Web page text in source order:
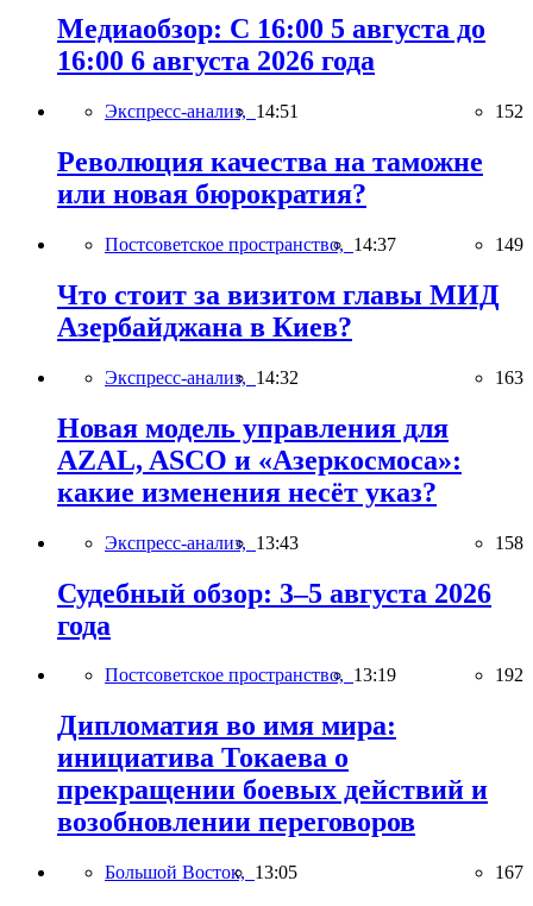
Медиаобзор: С 16:00 5 августа до
16:00 6 августа 2026 года
Экспресс-анализ, 14:51 152
Революция качества на таможне
или новая бюрократия?
Постсоветское пространство, 14:37 149
Что стоит за визитом главы МИД
Азербайджана в Киев?
Экспресс-анализ, 14:32 163
Новая модель управления для
AZAL, ASCO и «Азеркосмоса»:
какие изменения несёт указ?
Экспресс-анализ, 13:43 158
Судебный обзор: 3–5 августа 2026
года
Постсоветское пространство, 13:19 192
Дипломатия во имя мира:
инициатива Токаева о
прекращении боевых действий и
возобновлении переговоров
Большой Восток, 13:05 167